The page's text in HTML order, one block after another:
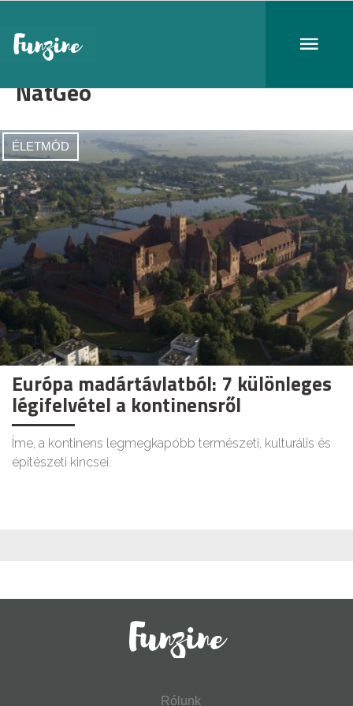
NatGeo
ÉLETMÓD
Európa madártávlatból: 7 különleges
légifelvétel a kontinensről
Íme, a kontinens legmegkapóbb természeti, kulturális és
építészeti kincsei.
Rólunk